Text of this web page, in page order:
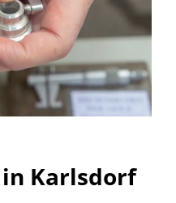
Karlsdorf